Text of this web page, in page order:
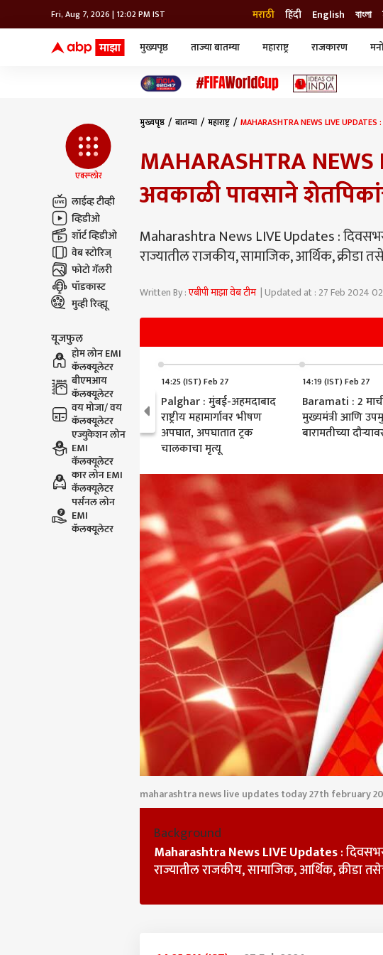
Fri, Aug 7, 2026 | 12:02 PM IST मराठी हिंदी English বাংলা
मुख्यपृष्ठ ताज्या बातम्या महाराष्ट्र राजकारण
कोल्हापूर
नवी मुंबई
अमरावती
अकोला
एक्स्प्लोर
लाईव्ह टीव्ही
व्हिडीओ
शॉर्ट व्हिडीओ
वेब स्टोरिज्
फोटो गॅलरी
पॉडकास्ट
मुव्ही रिव्ह्यू
यूजफुल
होम लोन EMI
कॅलक्यूलेटर
बीएमआय
कॅलक्यूलेटर
वय मोजा/ वय
कॅलक्यूलेटर
एज्युकेशन लोन
EMI
कॅलक्यूलेटर
कार लोन EMI
कॅलक्यूलेटर
पर्सनल लोन
EMI
कॅलक्यूलेटर
मुख्यपृष्ठ बातम्या महाराष्ट्र MAHARASHTRA NEWS LIVE
MAHARASHTRA NEWS
अवकाळी पावसाने
Maharashtra News LIVE Updates :
राज्यातील राजकीय, सामाजिक, आर्थिक,
Written By :एबीपी माझा वेब टीम| Updated at : 27 Feb 2024
14:25 (IST) Feb 27
Palghar : मुंबई-अहमदाबाद
राष्ट्रीय महामार्गावर भीषण
अपघात, अपघातात ट्रक
चालकाचा मृत्यू
14:19 (IST) Feb 27
Baramati : 2
मुख्यमंत्री आणि
बारामतीच्या
maharashtra news live updates today 27th february
Background
Maharashtra News LIVE Updates:
राज्यातील राजकीय, सामाजिक, आर्थिक, क्रीडा
पर्सनल कॉर्नर